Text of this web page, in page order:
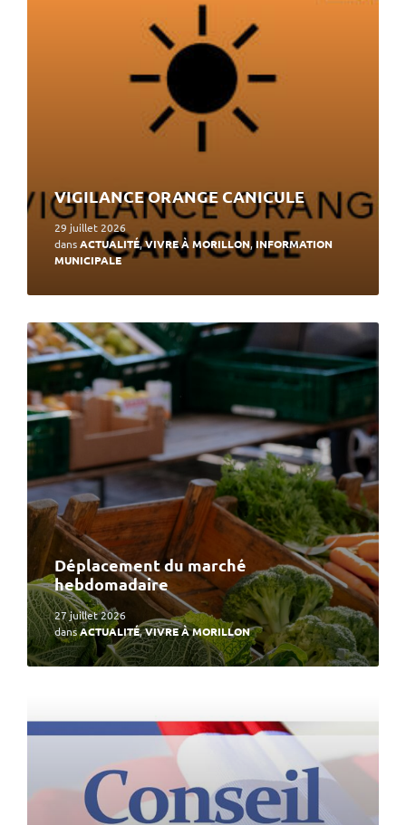
VIGILANCE ORANGE CANICULE
29 juillet 2026
dansACTUALITÉ,VIVRE À MORILLON, INFORMATION
MUNICIPALE
Déplacement du marché
hebdomadaire
27 juillet 2026
dansACTUALITÉ,VIVRE À MORILLON
En
lire
plus